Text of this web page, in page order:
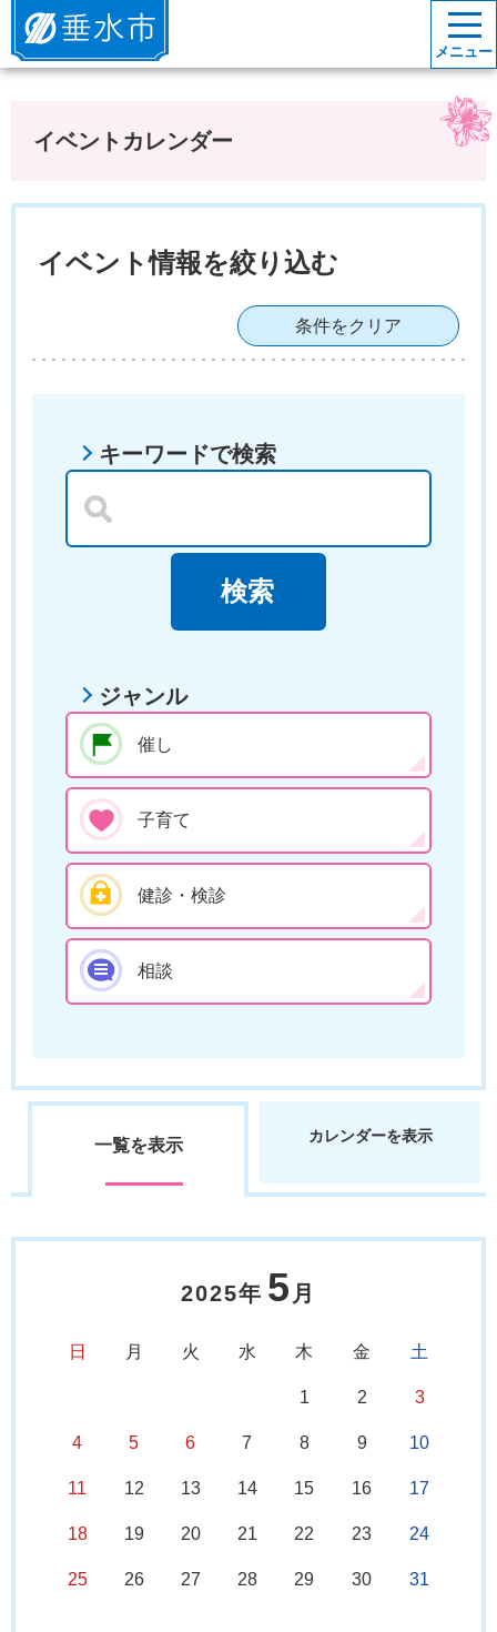
垂水市
メニュー
イベントカレンダー
イベント情報を絞り込む
条件をクリア
キーワードで検索
ジャンル
催し
子育て
健診・検診
相談
一覧を表示 カレンダーを表示
2025年 5 月
日 月 火 水 木 金 土
1 2 3
4 5 6 7 8 9 10
11 12 13 14 15 16 17
18 19 20 21 22 23 24
25 26 27 28 29 30 31